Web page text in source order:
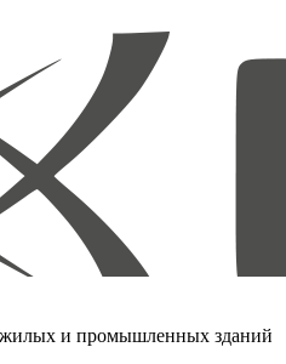
жилых и промышленных зданий